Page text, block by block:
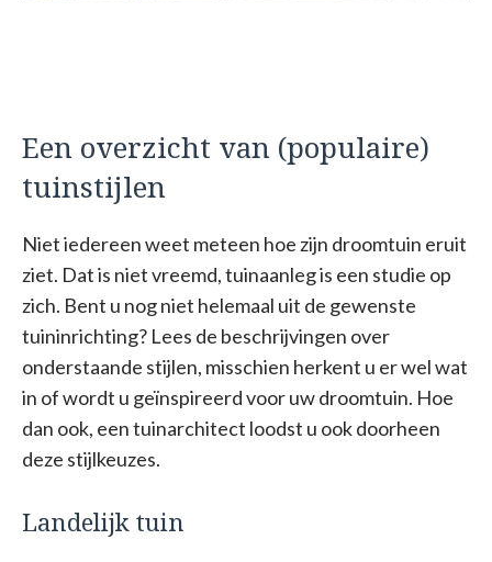
Een overzicht van (populaire)
tuinstijlen
Niet iedereen weet meteen hoe zijn droomtuin eruit
ziet. Dat is niet vreemd, tuinaanleg is een studie op
zich. Bent u nog niet helemaal uit de gewenste
tuininrichting? Lees de beschrijvingen over
onderstaande stijlen, misschien herkent u er wel wat
in of wordt u geïnspireerd voor uw droomtuin. Hoe
dan ook, een tuinarchitect loodst u ook doorheen
deze stijlkeuzes.
Landelijk tuin